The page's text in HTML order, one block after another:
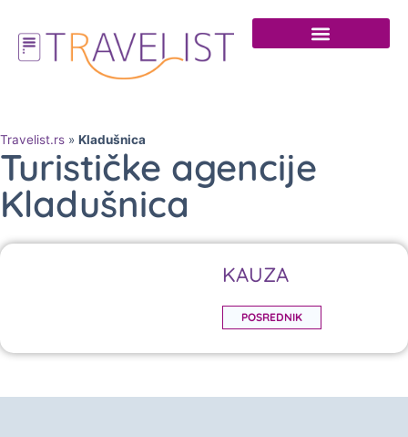
Travelist.rs » Kladušnica
Turističke agencije
Kladušnica
KAUZA
POSREDNIK